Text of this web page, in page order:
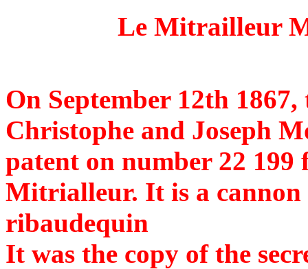
Le Mitrailleur
On September 12th
Christophe and Joseph
patent on number 22 199
Mitrialleur. It is a
ribaudequin
It was the copy of the